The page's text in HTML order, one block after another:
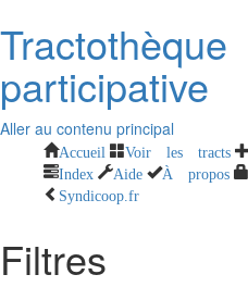
Tractothèque
participative
Aller au contenu principal
Accueil Voir les tracts
Index
Aide À propos
Syndicoop.fr
Filtres